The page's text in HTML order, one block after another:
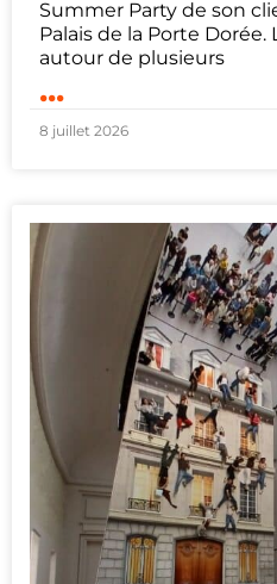
Summer Party de son
Palais de la Porte Dorée.
autour de plusieurs
...
8 juillet 2026